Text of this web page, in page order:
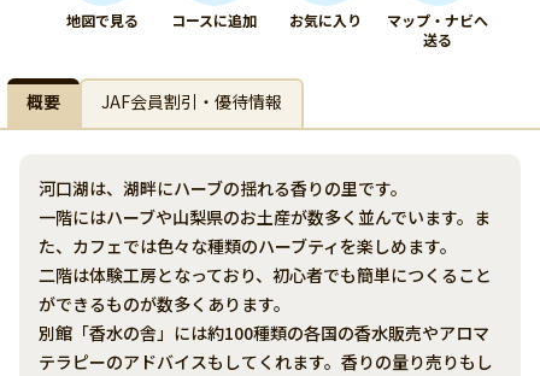
地図で見る コースに追加 お気に入り
マップ・ナビへ
送る
概要 JAF会員割引・優待情報
河口湖は、湖畔にハーブの揺れる香りの里です。
一階にはハーブや山梨県のお土産が数多く並んでいます。ま
た、カフェでは色々な種類のハーブティを楽しめます。
二階は体験工房となっており、初心者でも簡単につくること
ができるものが数多くあります。
別館「香水の舎」には約100種類の各国の香水販売やアロマ
テラピーのアドバイスもしてくれます。香りの量り売りもし